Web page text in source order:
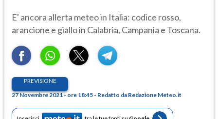
E' ancora allerta meteo in Italia: codice rosso,
arancione e giallo in Calabria, Campania e Toscana.
PREVISIONE
27 Novembre 2021 - ore 18:45 - Redatto da Redazione Meteo.it